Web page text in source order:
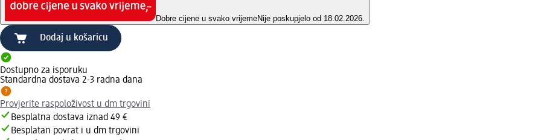
Dobre cijene u svako vrijemeNije poskupjelo od 18.02.2026.
Dodaj u košaricu
Dostupno za isporuku
Standardna dostava 2-3 radna dana
Provjerite raspoloživost u dm trgovini
Besplatna dostava iznad 49 €
Besplatan povrat i u dm trgovini